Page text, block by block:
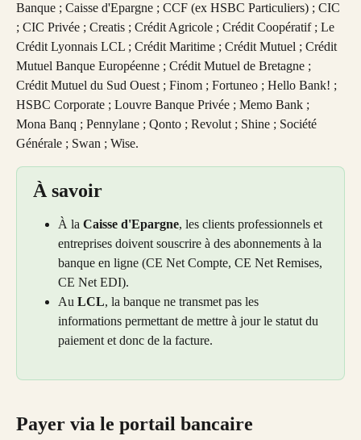
Banque ; Caisse d'Epargne ; CCF (ex HSBC Particuliers) ; CIC
; CIC Privée ; Creatis ; Crédit Agricole ; Crédit Coopératif ; Le
Crédit Lyonnais LCL ; Crédit Maritime ; Crédit Mutuel ; Crédit
Mutuel Banque Européenne ; Crédit Mutuel de Bretagne ;
Crédit Mutuel du Sud Ouest ; Finom ; Fortuneo ; Hello Bank! ;
HSBC Corporate ; Louvre Banque Privée ; Memo Bank ;
Mona Banq ; Pennylane ; Qonto ; Revolut ; Shine ; Société
Générale ; Swan ; Wise.
À savoir
À la Caisse d'Epargne, les clients professionnels et
entreprises doivent souscrire à des abonnements à la
banque en ligne (CE Net Compte, CE Net Remises,
CE Net EDI).
Au LCL, la banque ne transmet pas les
informations permettant de mettre à jour le statut du
paiement et donc de la facture.
Payer via le portail bancaire